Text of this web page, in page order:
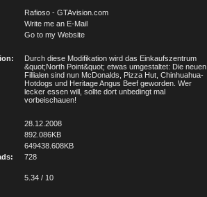
Rafioso - GTAvision.com
Write me an E-Mail
Go to my Website
Durch diese Modifikation wird das Einkaufszentrum
&quot;North Point&quot; etwas umgestaltet: Die neuen
Fillialen sind nun McDonalds, Pizza Hut, Chinhuahua-
Hotdogs und Heritage Angus Beef geworden. Wer
lecker essen will, sollte dort unbedingt mal
vorbeischauen!
28.12.2008
892.086KB
649438.608KB
728
5.34 / 10